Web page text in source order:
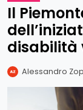
Il
disabilità
Alessandro